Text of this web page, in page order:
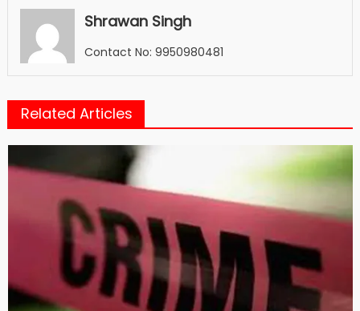
Shrawan Singh
Contact No: 9950980481
Related Articles